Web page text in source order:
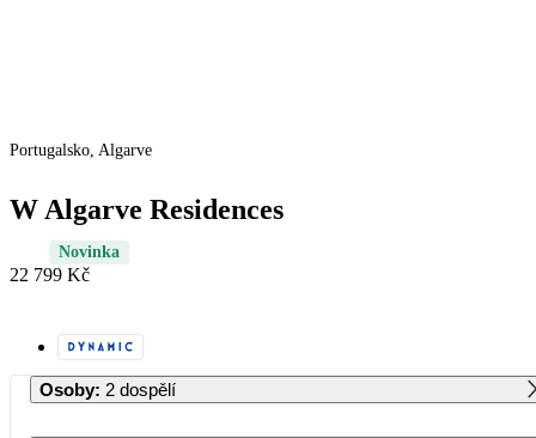
Portugalsko, Algarve
W Algarve Residences
Novinka
22 799 Kč
Osoby: 2 dospělí